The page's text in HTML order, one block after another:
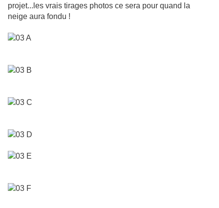
projet...les vrais tirages photos ce sera pour quand la
neige aura fondu !